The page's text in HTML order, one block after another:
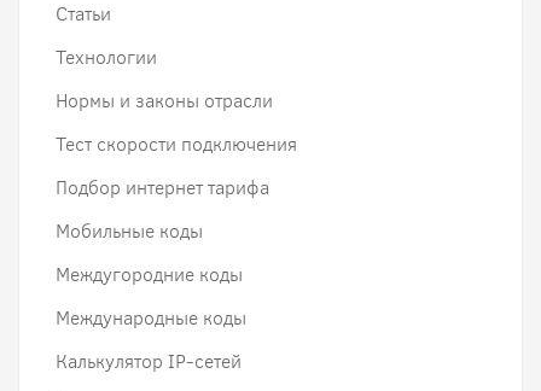
Статьи
Технологии
Нормы и законы отрасли
Тест скорости подключения
Подбор интернет тарифа
Мобильные коды
Междугородние коды
Международные коды
Калькулятор IP-сетей